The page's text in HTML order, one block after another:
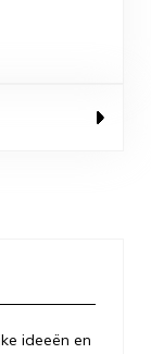
ideeën en